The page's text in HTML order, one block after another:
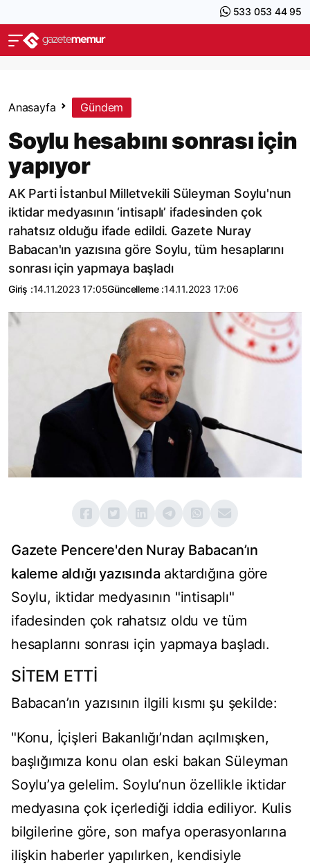
533 053 44 95
Anasayfa Gündem
Soylu hesabını sonrası için
yapıyor
AK Parti İstanbul Milletvekili Süleyman Soylu'nun
iktidar medyasının ‘intisaplı’ ifadesinden çok
rahatsız olduğu ifade edildi. Gazete Nuray
Babacan'ın yazısına göre Soylu, tüm hesaplarını
sonrası için yapmaya başladı
Giriş :14.11.2023 17:05Güncelleme :14.11.2023 17:06
Gazete Pencere'den Nuray Babacan’ın
kaleme aldığı yazısında aktardığına göre
Soylu, iktidar medyasının "intisaplı"
ifadesinden çok rahatsız oldu ve tüm
hesaplarını sonrası için yapmaya başladı.
SİTEM ETTİ
Babacan’ın yazısının ilgili kısmı şu şekilde:
"Konu, İçişleri Bakanlığı’ndan açılmışken,
başlığımıza konu olan eski bakan Süleyman
Soylu’ya gelelim. Soylu’nun özellikle iktidar
medyasına çok içerlediği iddia ediliyor. Kulis
bilgilerine göre, son mafya operasyonlarına
ilişkin haberler yapılırken, kendisiyle